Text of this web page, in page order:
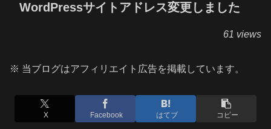
WordPressサイトアドレス変更しました
61 views
※ 当ブログはアフィリエイト広告を掲載しています。
X Facebook はてブ コピー